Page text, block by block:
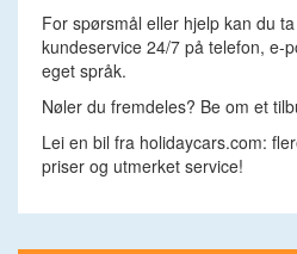
For spørsmål eller hjelp kan du
kundeservice 24/7 på telefon, e-
eget språk.
Nøler du fremdeles? Be om et
Lei en bil fra holidaycars.com:
priser og utmerket service!